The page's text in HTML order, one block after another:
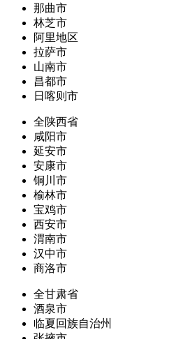
那曲市
林芝市
阿里地区
拉萨市
山南市
昌都市
日喀则市
全陕西省
咸阳市
延安市
安康市
铜川市
榆林市
宝鸡市
西安市
渭南市
汉中市
商洛市
全甘肃省
酒泉市
临夏回族自治州